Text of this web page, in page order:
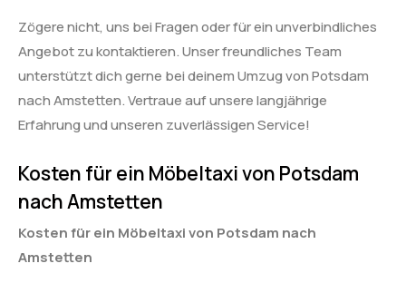
Zögere nicht, uns bei Fragen oder für ein unverbindliches
Angebot zu kontaktieren. Unser freundliches Team
unterstützt dich gerne bei deinem Umzug von Potsdam
nach Amstetten. Vertraue auf unsere langjährige
Erfahrung und unseren zuverlässigen Service!
Kosten für ein Möbeltaxi von Potsdam
nach Amstetten
Kosten für ein Möbeltaxi von Potsdam nach
Amstetten